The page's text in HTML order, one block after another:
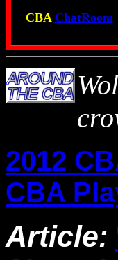
CBA ChatRoom
2012
CBA
Article: